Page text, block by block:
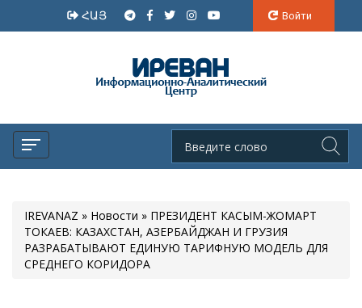
ՀԱՅ Войти
IREVANAZ » Новости » ПРЕЗИДЕНТ КАСЫМ-ЖОМАРТ
ТОКАЕВ: КАЗАХСТАН, АЗЕРБАЙДЖАН И ГРУЗИЯ
РАЗРАБАТЫВАЮТ ЕДИНУЮ ТАРИФНУЮ МОДЕЛЬ ДЛЯ
СРЕДНЕГО КОРИДОРА